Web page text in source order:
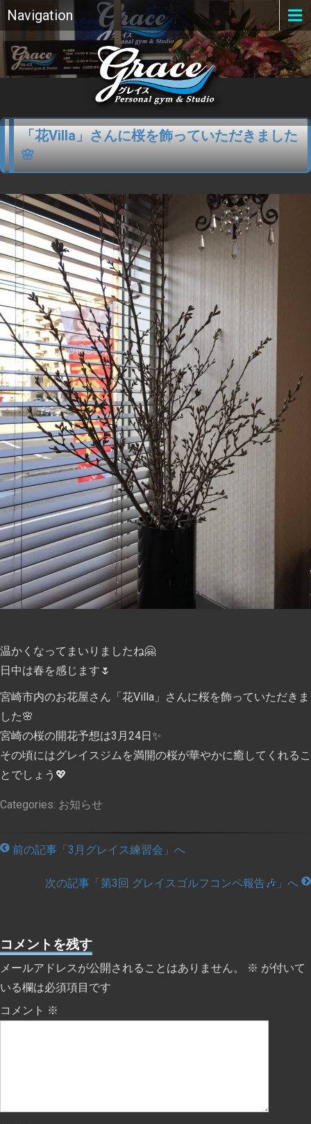
Navigation
「花Villa」さんに桜を飾っていただきました
🌸
温かくなってまいりましたね🤗
日中は春を感じます🌷
宮崎市内のお花屋さん「花Villa」さんに桜を飾っていただきま
した🌸
宮崎の桜の開花予想は3月24日✨
その頃にはグレイスジムを満開の桜が華やかに癒してくれるこ
とでしょう💖
Categories: お知らせ
前の記事「3月グレイス練習会」へ
次の記事「第3回 グレイスゴルフコンペ報告🎶」へ
コメントを残す
メールアドレスが公開されることはありません。 ※ が付いて
いる欄は必須項目です
コメント ※